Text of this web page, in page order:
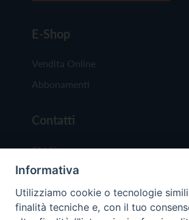
E-Shop
Vendita Online
Abbonamenti
Contatti
Chi Siamo
Redazione
Scrivici
Informativa
Utilizziamo cookie o tecnologie
finalità tecniche e, con il tuo